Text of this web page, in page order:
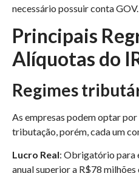
necessário possuir conta
Principais
Alíquotas do
Regimes
As empresas podem optar
tributação, porém, cada um
Lucro Real: Obrigatório para
anual superior a R$78